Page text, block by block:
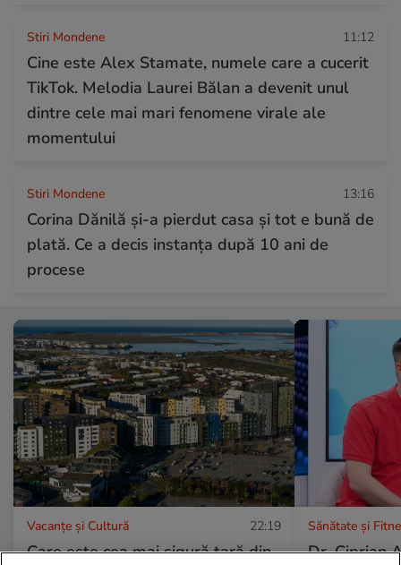
Stiri Mondene 11:12
Cine este Alex Stamate, numele care a cucerit
TikTok. Melodia Laurei Bălan a devenit unul
dintre cele mai mari fenomene virale ale
momentului
Stiri Mondene 13:16
Corina Dănilă și-a pierdut casa și tot e bună de
plată. Ce a decis instanța după 10 ani de
procese
Vacanțe și Cultură 22:19
Care este cea mai sigură țară din
Sănătate și
Dr. Ciprian